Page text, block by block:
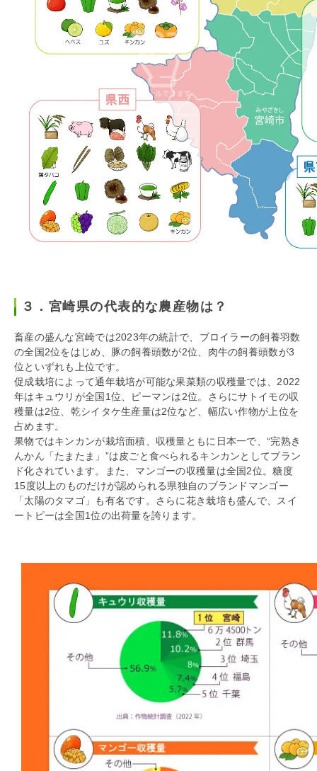
３．宮崎県の代表的な農産物は？
畜産の盛んな宮崎では2023年の統計で、ブロイラーの飼養羽数
の全国2位をはじめ、豚の飼養頭数が2位、肉牛の飼養頭数が3
位といずれも上位です。
促成栽培によって通年栽培が可能な果菜類の収穫量では、2022
年はキュウリが全国1位、ピーマンは2位。さらにサトイモの収
穫量は2位、乾シイタケ生産量は2位など、幅広い作物が上位を
占めます。
果物ではキンカンが栽培面積、収穫量ともに日本一で、“完熟き
んかん「たまたま」”は皮ごと食べられるキンカンとしてブラン
ド化されています。また、マンゴーの収穫量は全国2位。糖度
15度以上のものだけが認められる県独自のブランドマンゴー
「太陽のタマゴ」も有名です。さらに花き栽培も盛んで、スイ
ートピーは全国1位の出荷量を誇ります。